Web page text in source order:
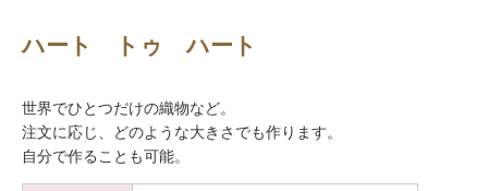
ハート トゥ ハート
世界でひとつだけの織物など。
注文に応じ、どのような大きさでも作ります。
自分で作ることも可能。